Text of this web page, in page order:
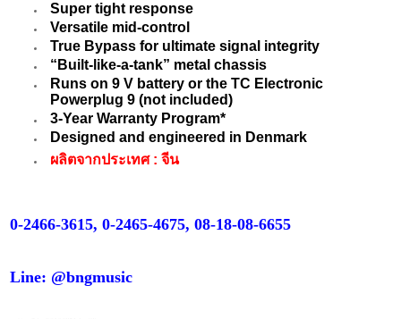
Super tight response
Versatile mid-control
True Bypass for ultimate signal integrity
“Built-like-a-tank” metal chassis
Runs on 9 V battery or the TC Electronic
Powerplug 9 (not included)
3-Year Warranty Program*
Designed and engineered in Denmark
ผลิตจากประเทศ : จีน
0-2466-3615, 0-2465-4675, 08-18-08-6655
Line: @bngmusic